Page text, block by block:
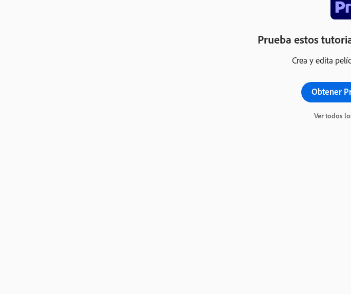
Prueba estos
Crea y edita
Obtener
Ver todos